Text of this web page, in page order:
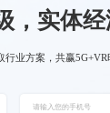
，实体
行业方案，共赢5G+VR